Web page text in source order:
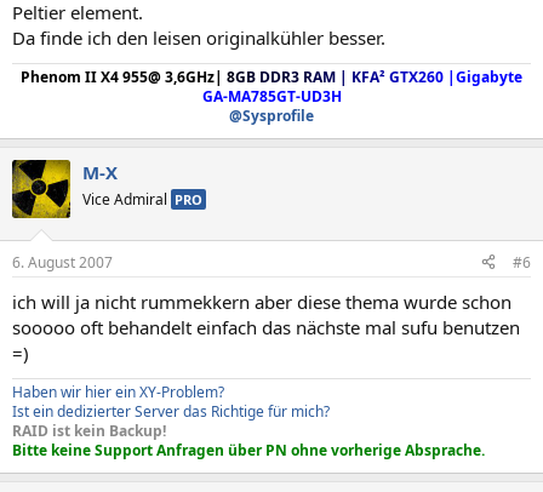
Peltier element.
Da finde ich den leisen originalkühler besser.
Phenom II X4 955@ 3,6GHz| 8GB DDR3 RAM | KFA²GTX260 |Gigabyte
GA-MA785GT-UD3H
@Sysprofile
M-X
Vice Admiral PRO
6. August 2007 #6
ich will ja nicht rummekkern aber diese thema wurde schon
sooooo oft behandelt einfach das nächste mal sufu benutzen
=)
Haben wir hier ein XY-Problem?
Ist ein dedizierter Server das Richtige für mich?
RAID ist kein Backup!
Bitte keine Support Anfragen über PN ohne vorherige Absprache.